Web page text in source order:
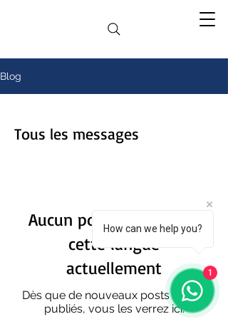
Blog
Tous les messages
Aucun post publié dans
cette langue
actuellement
Dès que de nouveaux posts seront
publiés, vous les verrez ici.
How can we help you?
1